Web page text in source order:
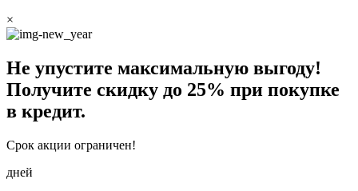
×
Не упустите максимальную выгоду!
Получите скидку до 25% при покупке
в кредит.
Срок акции ограничен!
дней